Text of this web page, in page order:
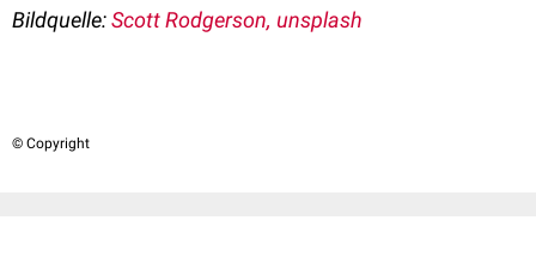
Bildquelle:Scott Rodgerson, unsplash
© Copyright